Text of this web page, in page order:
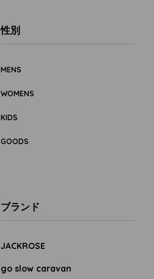
性別
MENS
WOMENS
KIDS
GOODS
ブランド
JACKROSE
go slow caravan